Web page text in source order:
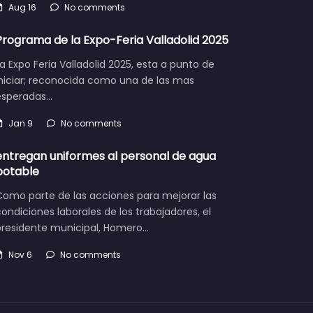
Aug 16 No comments
de la Expo-Feria Valladolid 2025
Expo Feria Valladolid 2025, esta a punto de
reconocida como una de las mas
Jan 9 No comments
uniformes al personal de agua
parte de las acciones para mejorar las
laborales de los trabajadores, el
municipal, Homero…
Nov 6 No comments